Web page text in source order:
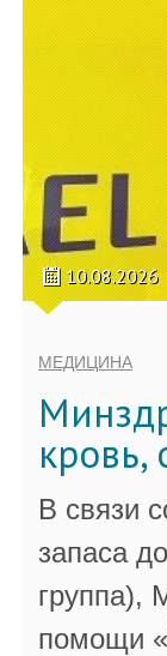
10.08.2026
МЕДИЦИНА
кровь,
В связи
запаса
группа),
помощи